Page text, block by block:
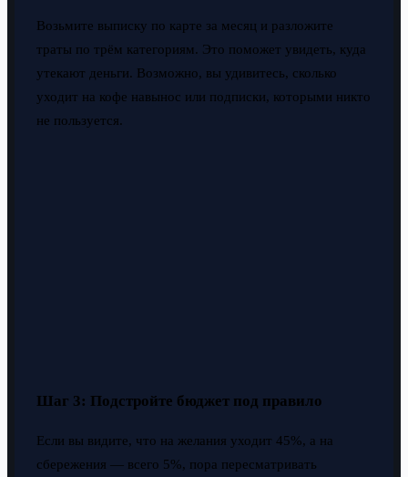
Возьмите выписку по карте за месяц и разложите
траты по трём категориям. Это поможет увидеть, куда
утекают деньги. Возможно, вы удивитесь, сколько
уходит на кофе навынос или подписки, которыми никто
не пользуется.
Шаг 3: Подстройте бюджет под правило
Если вы видите, что на желания уходит 45%, а на
сбережения — всего 5%, пора пересматривать